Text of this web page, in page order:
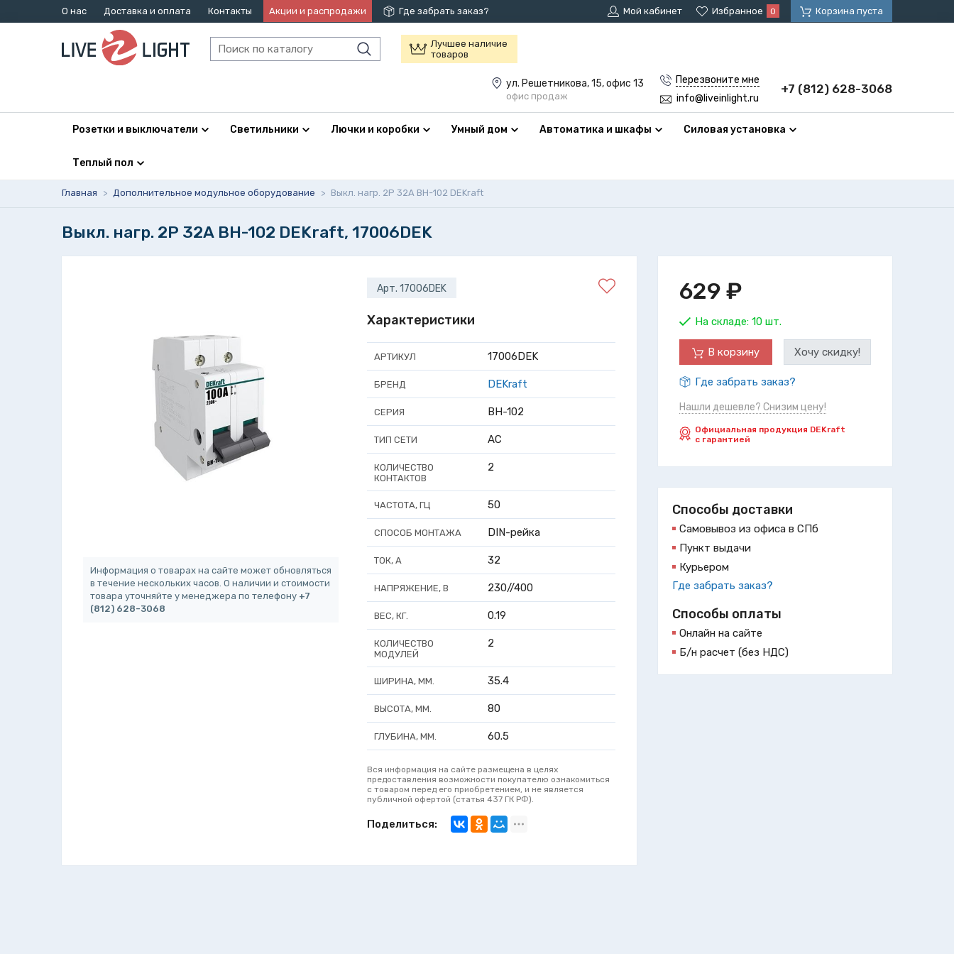
О нас Доставка и оплата Контакты Акции и распродажи Где забрать заказ? Мой кабинет Избранное 0 Корзина пуста
Лучшее наличие
товаров
ул. Решетникова, 15, офис 13
офис продаж
Перезвоните мне
info@liveinlight.ru
+7 (812) 628-3068
Розетки и выключатели Светильники Лючки и коробки Умный дом Автоматика и шкафы Силовая установка
Теплый пол
Главная > Дополнительное модульное оборудование > Выкл. нагр. 2Р 32А ВН-102 DEKraft
Выкл. нагр. 2Р 32А ВН-102 DEKraft, 17006DEK
629 ₽
На складе: 10 шт.
В корзину Хочу скидку!
Где забрать заказ?
Нашли дешевле? Снизим цену!
Официальная продукция DEKraft
с гарантией
Способы доставки
Самовывоз из офиса в СПб
Пункт выдачи
Курьером
Где забрать заказ?
Способы оплаты
Онлайн на сайте
Б/н расчет (без НДС)
Информация о товарах на сайте может обновляться
в течение нескольких часов. О наличии и стоимости
товара уточняйте у менеджера по телефону +7
(812) 628-3068
Арт. 17006DEK
Характеристики
АРТИКУЛ 17006DEK
БРЕНД DEKraft
СЕРИЯ ВН-102
ТИП СЕТИ AC
КОЛИЧЕСТВО
КОНТАКТОВ
2
ЧАСТОТА, ГЦ 50
СПОСОБ МОНТАЖА DIN-рейка
ТОК, А 32
НАПРЯЖЕНИЕ, В 230//400
ВЕС, КГ. 0.19
КОЛИЧЕСТВО
МОДУЛЕЙ
2
ШИРИНА, ММ. 35.4
ВЫСОТА, ММ. 80
ГЛУБИНА, ММ. 60.5
Вся информация на сайте размещена в целях
предоставления возможности покупателю ознакомиться
с товаром перед его приобретением, и не является
публичной офертой (статья 437 ГК РФ).
Поделиться: